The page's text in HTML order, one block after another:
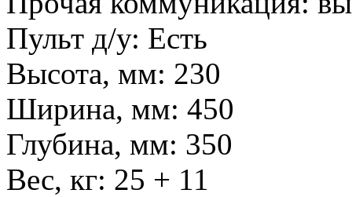
Пульт д/у: Есть
Высота, мм: 230
Ширина, мм: 450
Глубина, мм: 350
Вес, кг: 25 + 11